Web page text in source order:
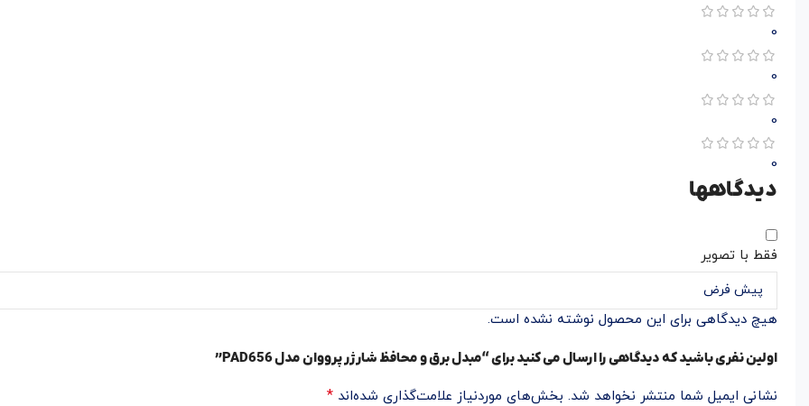
0
0
0
0
دیدگاهها
فقط با تصویر
هیچ دیدگاهی برای این محصول نوشته نشده است.
اولین نفری باشید که دیدگاهی را ارسال می کنید برای “مبدل برق و محافظ شارژر پرووان مدل PAD656”
نشانی ایمیل شما منتشر نخواهد شد. بخش‌های موردنیاز علامت‌گذاری شده‌اند *